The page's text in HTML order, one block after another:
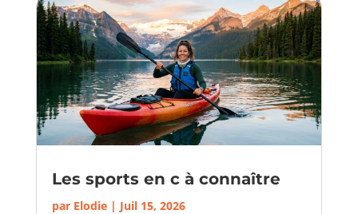
Les sports en c à connaître
par Elodie| Juil 15, 2026